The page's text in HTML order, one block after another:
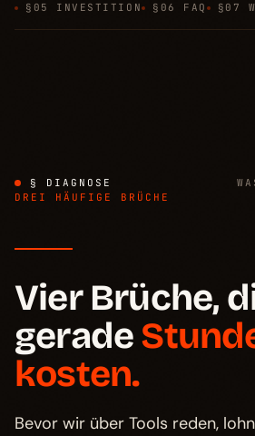
§05 INVESTITION
§06 FAQ §07
§ DIAGNOSE
DREI HÄUFIGE BRÜCHE
Vier Brüche,
gerade
kosten.
Bevor wir über Tools reden,